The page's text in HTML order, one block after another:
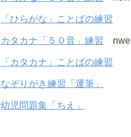
「ひらがな」ことばの練習
カタカナ「５０音」練習 nwe
「カタカナ」ことばの練習
なぞりがき練習「運筆」
幼児問題集「ちえ」